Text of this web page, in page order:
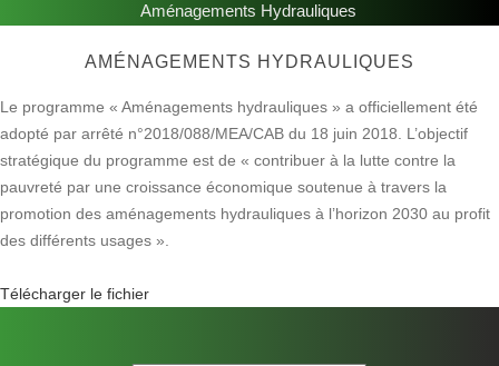
Aménagements Hydrauliques
AMÉNAGEMENTS HYDRAULIQUES
Le programme « Aménagements hydrauliques » a officiellement été
adopté par arrêté n°2018/088/MEA/CAB du 18 juin 2018. L’objectif
stratégique du programme est de « contribuer à la lutte contre la
pauvreté par une croissance économique soutenue à travers la
promotion des aménagements hydrauliques à l’horizon 2030 au profit
des différents usages ».
Télécharger le fichier